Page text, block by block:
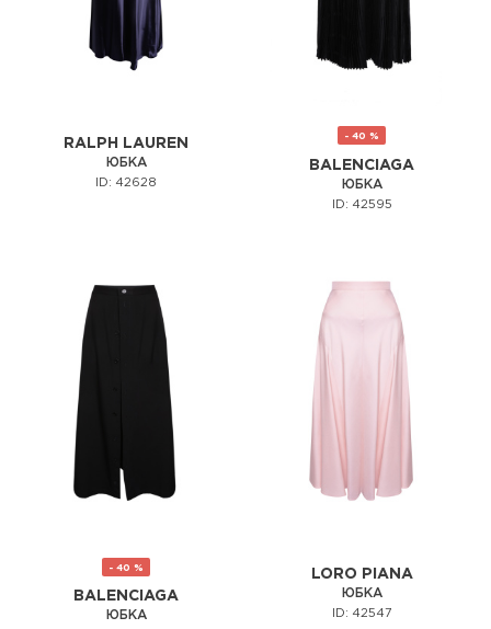
RALPH LAUREN
ЮБКА
ID: 42628
- 40 %
BALENCIAGA
ЮБКА
ID: 42595
- 40 %
BALENCIAGA
ЮБКА
LORO PIANA
ЮБКА
ID: 42547